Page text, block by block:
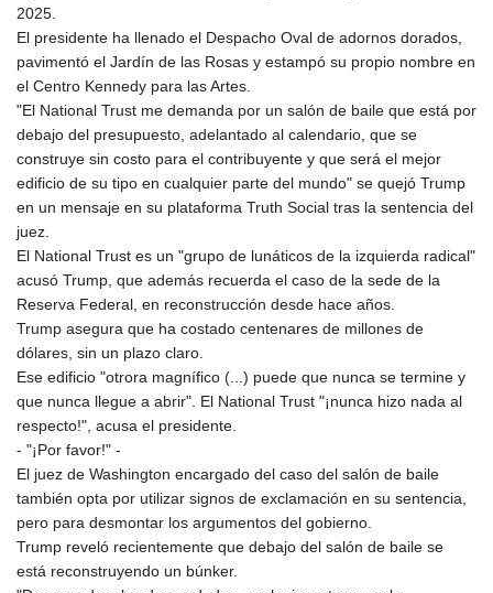
2025.
El presidente ha llenado el Despacho Oval de adornos dorados,
pavimentó el Jardín de las Rosas y estampó su propio nombre en
el Centro Kennedy para las Artes.
"El National Trust me demanda por un salón de baile que está por
debajo del presupuesto, adelantado al calendario, que se
construye sin costo para el contribuyente y que será el mejor
edificio de su tipo en cualquier parte del mundo" se quejó Trump
en un mensaje en su plataforma Truth Social tras la sentencia del
juez.
El National Trust es un "grupo de lunáticos de la izquierda radical"
acusó Trump, que además recuerda el caso de la sede de la
Reserva Federal, en reconstrucción desde hace años.
Trump asegura que ha costado centenares de millones de
dólares, sin un plazo claro.
Ese edificio "otrora magnífico (...) puede que nunca se termine y
que nunca llegue a abrir". El National Trust "¡nunca hizo nada al
respecto!", acusa el presidente.
- "¡Por favor!" -
El juez de Washington encargado del caso del salón de baile
también opta por utilizar signos de exclamación en su sentencia,
pero para desmontar los argumentos del gobierno.
Trump reveló recientemente que debajo del salón de baile se
está reconstruyendo un búnker.